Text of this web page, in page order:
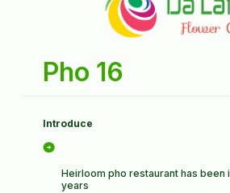
Pho 16
Introduce
Heirloom pho restaurant has been
years